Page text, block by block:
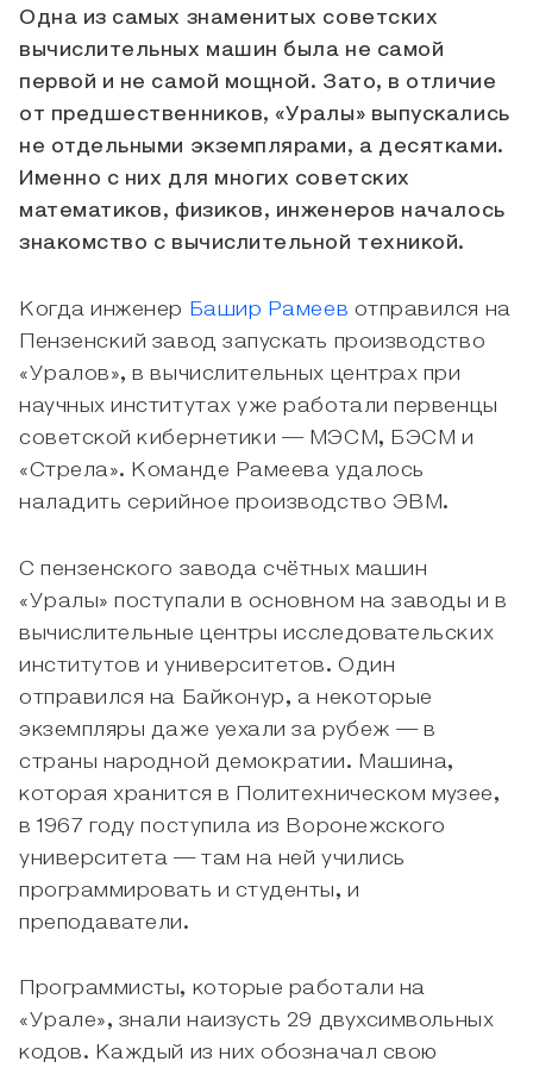
Одна из самых знаменитых советских
вычислительных машин была не самой
первой и не самой мощной. Зато, в отличие
от предшественников, «Уралы» выпускались
не отдельными экземплярами, а десятками.
Именно с них для многих советских
математиков, физиков, инженеров началось
знакомство с вычислительной техникой.
Когда инженер Башир Рамеев отправился на
Пензенский завод запускать производство
«Уралов», в вычислительных центрах при
научных институтах уже работали первенцы
советской кибернетики — МЭСМ, БЭСМ и
«Стрела». Команде Рамеева удалось
наладить серийное производство ЭВМ.
С пензенского завода счётных машин
«Уралы» поступали в основном на заводы и в
вычислительные центры исследовательских
институтов и университетов. Один
отправился на Байконур, а некоторые
экземпляры даже уехали за рубеж — в
страны народной демократии. Машина,
которая хранится в Политехническом музее,
в 1967 году поступила из Воронежского
университета — там на ней учились
программировать и студенты, и
преподаватели.
Программисты, которые работали на
«Урале», знали наизусть 29 двухсимвольных
кодов. Каждый из них обозначал свою